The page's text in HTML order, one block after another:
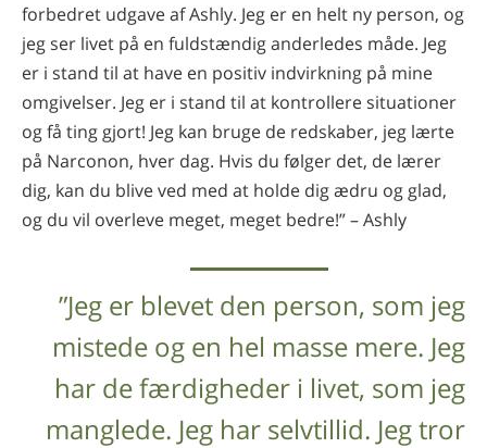
forbedret udgave af Ashly. Jeg er en helt ny person, og
jeg ser livet på en fuldstændig anderledes måde. Jeg
er i stand til at have en positiv indvirkning på mine
omgivelser. Jeg er i stand til at kontrollere situationer
og få ting gjort! Jeg kan bruge de redskaber, jeg lærte
på Narconon, hver dag. Hvis du følger det, de lærer
dig, kan du blive ved med at holde dig ædru og glad,
og du vil overleve meget, meget bedre!” – Ashly
”Jeg er blevet den person, som jeg
mistede og en hel masse mere. Jeg
har de færdigheder i livet, som jeg
manglede. Jeg har selvtillid. Jeg tror